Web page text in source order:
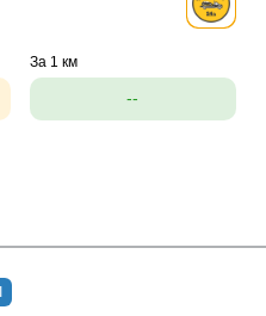
За 1 км
--